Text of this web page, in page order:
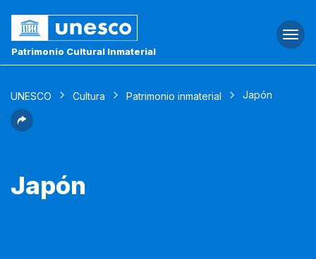
Patrimonio Cultural Inmaterial
UNESCO Cultura Patrimonio inmaterial Japón
Japón